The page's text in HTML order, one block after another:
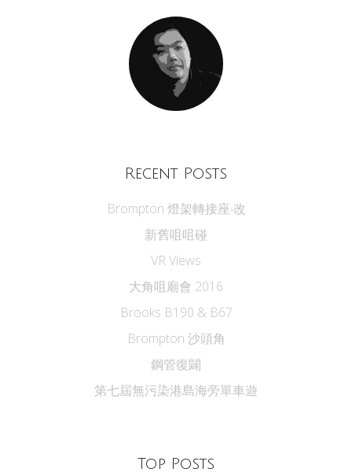
Recent Posts
Brompton 燈架轉接座‧改
新舊咀咀碰
VR Views
大角咀廟會 2016
Brooks B190 & B67
Brompton 沙頭角
鋼管復闢
第七屆無污染港島海旁單車遊
Top Posts